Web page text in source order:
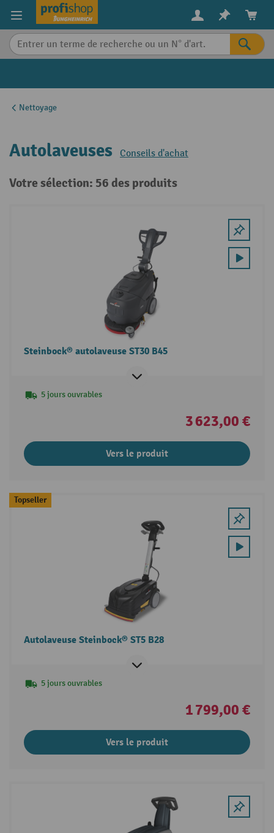
content
Nettoyage
Autolaveuses Conseils d'achat
Votre sélection: 56 des produits
Steinbock® autolaveuse ST30 B45
5 jours ouvrables
3 623,00 €
Vers le produit
Topseller
Autolaveuse Steinbock® ST5 B28
5 jours ouvrables
1 799,00 €
Vers le produit